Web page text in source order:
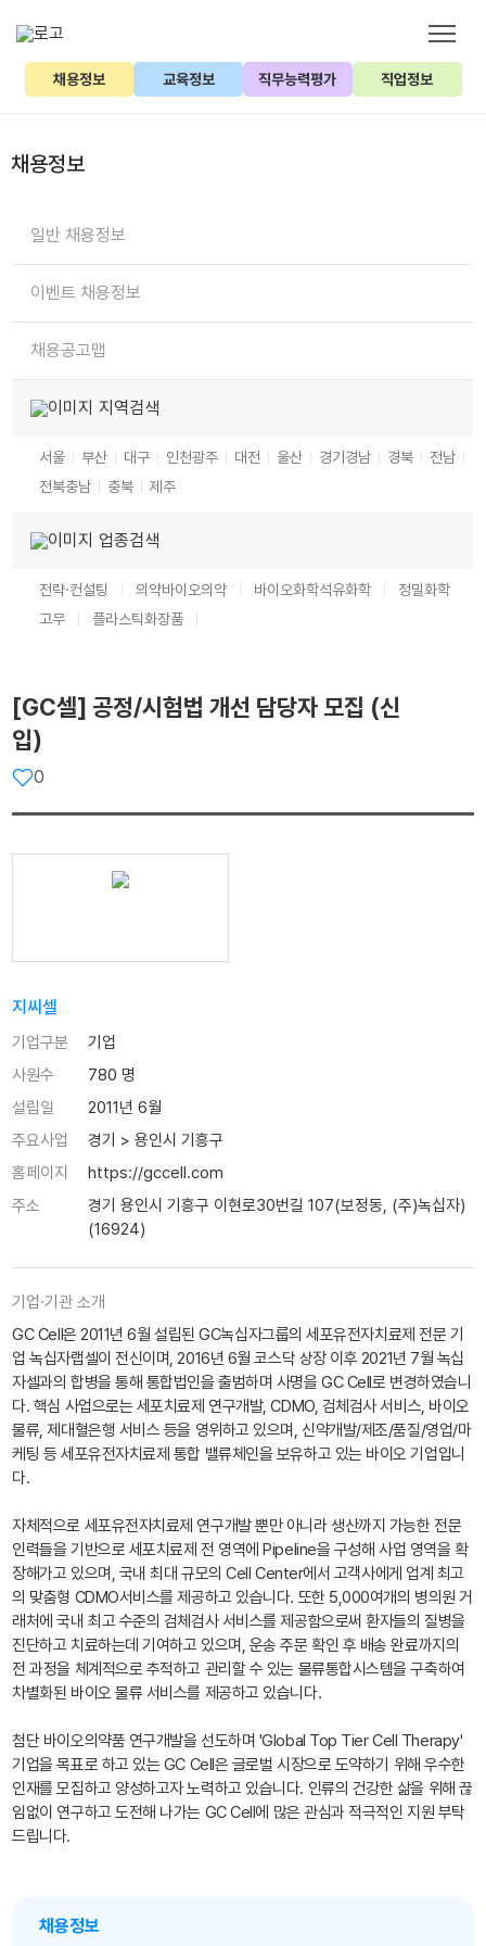
채용정보 교육정보 직무능력평가 직업정보
채용정보
일반 채용정보
이벤트 채용정보
채용공고맵
지역검색
서울 부산 대구 인천광주 대전 울산 경기 경남 경북
전남
전북충남 충북 제주
업종검색
전략·컨설팅 의약바이오의약 바이오화학석유화학
정밀화학
고무
플라스틱화장품
[GC셀] 공정/시험법 개선 담당자 모집 (신
입)
0
지씨셀
기업구분
기업
사원수
780 명
설립일
2011년 6월
주요사업
경기 > 용인시 기흥구
홈페이지
https://gccell.com
주소
경기 용인시 기흥구 이현로30번길 107(보정동, (주)녹십자)
(16924)
기업·기관 소개
GC Cell은 2011년 6월 설립된 GC녹십자그룹의 세포유전자치료제 전문 기
업 녹십자랩셀이 전신이며, 2016년 6월 코스닥 상장 이후 2021년 7월 녹십
자셀과의 합병을 통해 통합법인을 출범하며 사명을 GC Cell로 변경하였습니
다. 핵심 사업으로는 세포치료제 연구개발, CDMO, 검체검사 서비스, 바이오
물류, 제대혈은행 서비스 등을 영위하고 있으며, 신약개발/제조/품질/영업/마
케팅 등 세포유전자치료제 통합 밸류체인을 보유하고 있는 바이오 기업입니
다.
자체적으로 세포유전자치료제 연구개발 뿐만 아니라 생산까지 가능한 전문
인력들을 기반으로 세포치료제 전 영역에 Pipeline을 구성해 사업 영역을 확
장해가고 있으며, 국내 최대 규모의 Cell Center에서 고객사에게 업계 최고
의 맞춤형 CDMO서비스를 제공하고 있습니다. 또한 5,000여개의 병의원 거
래처에 국내 최고 수준의 검체검사 서비스를 제공함으로써 환자들의 질병을
진단하고 치료하는데 기여하고 있으며, 운송 주문 확인 후 배송 완료까지의
전 과정을 체계적으로 추적하고 관리할 수 있는 물류통합시스템을 구축하여
차별화된 바이오 물류 서비스를 제공하고 있습니다.
첨단 바이오의약품 연구개발을 선도하며 'Global Top Tier Cell Therapy'
기업을 목표로 하고 있는 GC Cell은 글로벌 시장으로 도약하기 위해 우수한
인재를 모집하고 양성하고자 노력하고 있습니다. 인류의 건강한 삶을 위해 끊
임없이 연구하고 도전해 나가는 GC Cell에 많은 관심과 적극적인 지원 부탁
드립니다.
채용정보